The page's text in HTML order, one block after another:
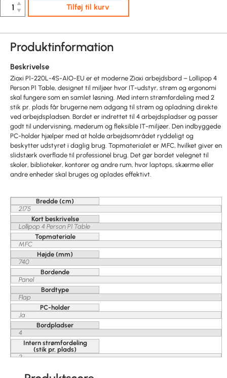
▲
▼
Tilføj til kurv
Produktinformation
Beskrivelse
Zioxi P1-220L-4S-AIO-EU er et moderne Zioxi arbejdsbord – Lollipop 4
Person P1 Table, designet til miljøer hvor IT-udstyr, strøm og ergonomi
skal fungere som en samlet løsning. Med intern strømfordeling med 2
stik pr. plads får brugerne nem adgang til strøm og opladning direkte
ved arbejdspladsen. Bordet er indrettet til 4 arbejdspladser og passer
godt til undervisning, møderum og fleksible IT-miljøer. Den indbyggede
PC-holder hjælper med at holde arbejdsområdet ryddeligt og
beskytter udstyret i daglig brug. Topmaterialet er MFC, hvilket giver en
slidstærk overflade til professionel brug. Det gør bordet velegnet til
skoler, biblioteker, kontorer og andre rum, hvor laptops, skærme eller
andre enheder skal bruges og oplades effektivt.
Bredde (cm)
2175
Kort beskrivelse
Lollipop 4 Person P1 Table
Topmateriale
MFC
Højde (mm)
740
Bordende
Panel
Bordtype
Flap
PC-holder
Ja
Bordpladser
4
Intern strømfordeling
(stik pr. plads)
2